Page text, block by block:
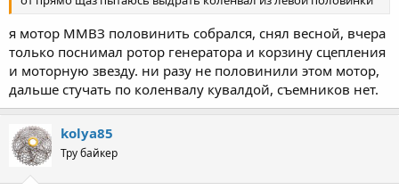
я мотор ММВЗ половинить собрался, снял весной, вчера
только поснимал ротор генератора и корзину сцепления
и моторную звезду. ни разу не половинили этом мотор,
дальше стучать по коленвалу кувалдой, съемников нет.
kolya85
Тру байкер